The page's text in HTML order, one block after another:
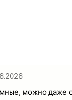
можно даже